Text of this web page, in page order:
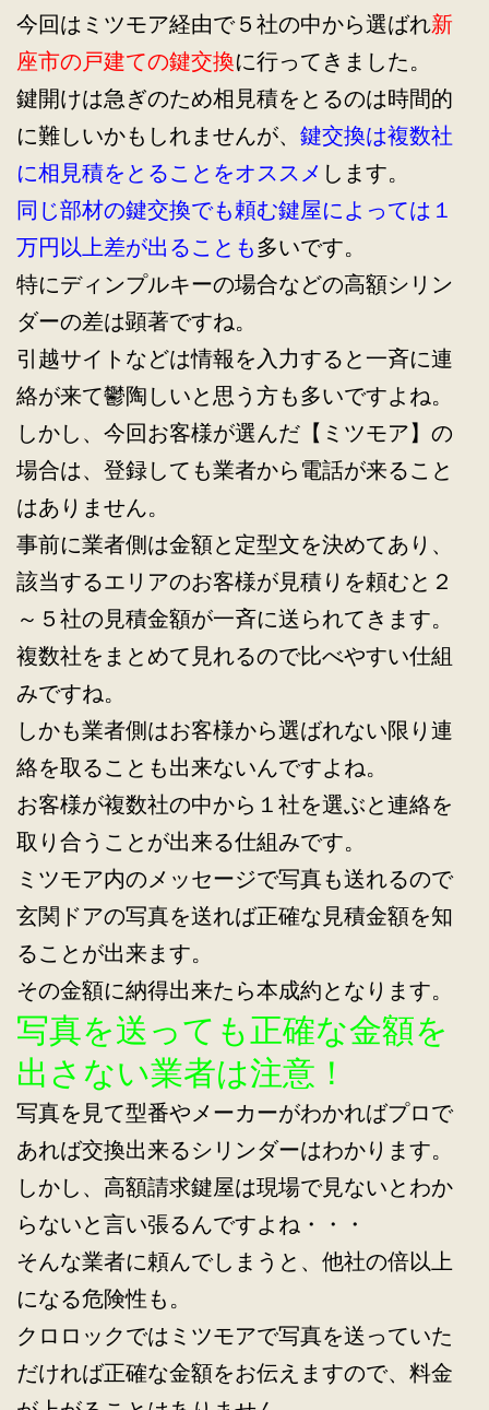
今回はミツモア経由で５社の中から選ばれ新
座市の戸建ての鍵交換に行ってきました。
鍵開けは急ぎのため相見積をとるのは時間的
に難しいかもしれませんが、 鍵交換は複数社
に相見積をとることをオススメ します。
同じ部材の鍵交換でも頼む鍵屋によっては１
万円以上差が出ることも多いです。
特にディンプルキーの場合などの高額シリン
ダーの差は顕著ですね。
引越サイトなどは情報を入力すると一斉に連
絡が来て鬱陶しいと思う方も多いですよね。
しかし、今回お客様が選んだ【ミツモア】の
場合は、登録しても業者から電話が来ること
はありません。
事前に業者側は金額と定型文を決めてあり、
該当するエリアのお客様が見積りを頼むと２
～５社の見積金額が一斉に送られてきます。
複数社をまとめて見れるので比べやすい仕組
みですね。
しかも業者側はお客様から選ばれない限り連
絡を取ることも出来ないんですよね。
お客様が複数社の中から１社を選ぶと連絡を
取り合うことが出来る仕組みです。
ミツモア内のメッセージで写真も送れるので
玄関ドアの写真を送れば正確な見積金額を知
ることが出来ます。
その金額に納得出来たら本成約となります。
写真を送っても正確な金額を
出さない業者は注意！
写真を見て型番やメーカーがわかればプロで
あれば交換出来るシリンダーはわかります。
しかし、高額請求鍵屋は現場で見ないとわか
らないと言い張るんですよね・・・
そんな業者に頼んでしまうと、他社の倍以上
になる危険性も。
クロロックではミツモアで写真を送っていた
だければ正確な金額をお伝えますので、料金